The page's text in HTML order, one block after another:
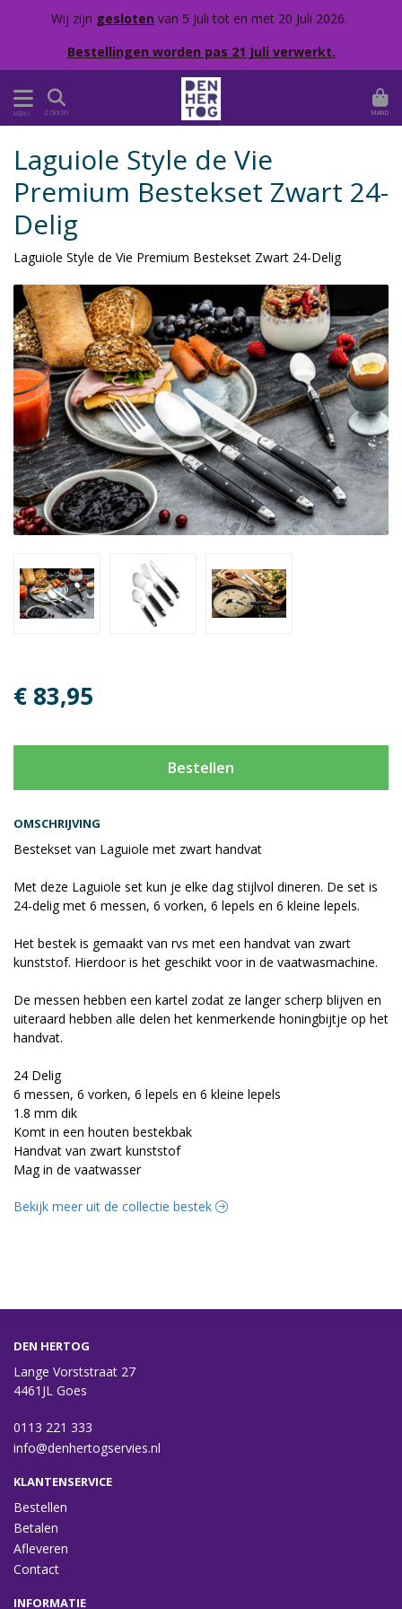
Wij zijn gesloten van 5 Juli tot en met 20 Juli 2026.
Bestellingen worden pas 21 Juli verwerkt.
MENU ZOEKEN MAND
OMSCHRIJVING
Bestekset van Laguiole met zwart handvat
Met deze Laguiole set kun je elke dag stijlvol dineren. De set is
24-delig met 6 messen, 6 vorken, 6 lepels en 6 kleine lepels.
Het bestek is gemaakt van rvs met een handvat van zwart
kunststof. Hierdoor is het geschikt voor in de vaatwasmachine.
De messen hebben een kartel zodat ze langer scherp blijven en
uiteraard hebben alle delen het kenmerkende honingbijtje op het
handvat.
24 Delig
6 messen, 6 vorken, 6 lepels en 6 kleine lepels
1.8 mm dik
Komt in een houten bestekbak
Handvat van zwart kunststof
Mag in de vaatwasser
Laguiole Style de Vie
Premium Bestekset Zwart 24-
Delig
Laguiole Style de Vie Premium Bestekset Zwart 24-Delig
€ 83,95
Bestellen
Bekijk meer uit de collectie bestek
DEN HERTOG
Lange Vorststraat 27
4461JL Goes
0113 221 333
info@denhertogservies.nl
KLANTENSERVICE
Bestellen
Betalen
Afleveren
Contact
INFORMATIE